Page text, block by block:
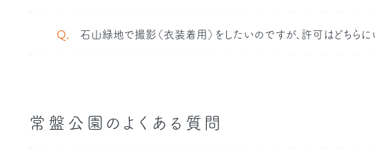
Q, 石山緑地で撮影（衣装着用）をしたいのですが、許可はどちらに
常盤公園のよくある質問